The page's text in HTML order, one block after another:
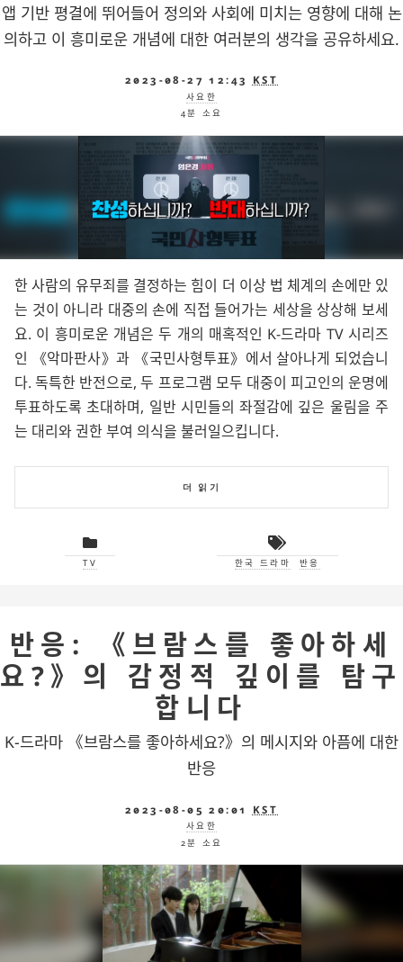
앱 기반 평결에 뛰어들어 정의와 사회에 미치는 영향에 대해 논
의하고 이 흥미로운 개념에 대한 여러분의 생각을 공유하세요.
2023-08-27 12:43 KST
사요한
4분 소요
한 사람의 유무죄를 결정하는 힘이 더 이상 법 체계의 손에만 있
는 것이 아니라 대중의 손에 직접 들어가는 세상을 상상해 보세
요. 이 흥미로운 개념은 두 개의 매혹적인 K-드라마 TV 시리즈
인
악마판사 과 국민사형투표
에서 살아나게 되었습니
다. 독특한 반전으로, 두 프로그램 모두 대중이 피고인의 운명에
투표하도록 초대하며, 일반 시민들의 좌절감에 깊은 울림을 주
는 대리와 권한 부여 의식을 불러일으킵니다.
더 읽기
TV 한국 드라마 반응
반응: 《브람스를 좋아하세
요?》의 감정적 깊이를 탐구
합니다
K-드라마 《브람스를 좋아하세요?》의 메시지와 아픔에 대한
반응
2023-08-05 20:01 KST
사요한
2분 소요